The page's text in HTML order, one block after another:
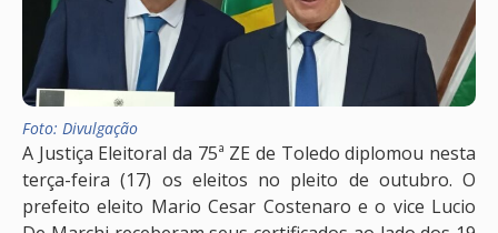
Foto: Divulgação
A Justiça Eleitoral da 75ª ZE de Toledo diplomou nesta
terça-feira (17) os eleitos no pleito de outubro. O
prefeito eleito Mario Cesar Costenaro e o vice Lucio